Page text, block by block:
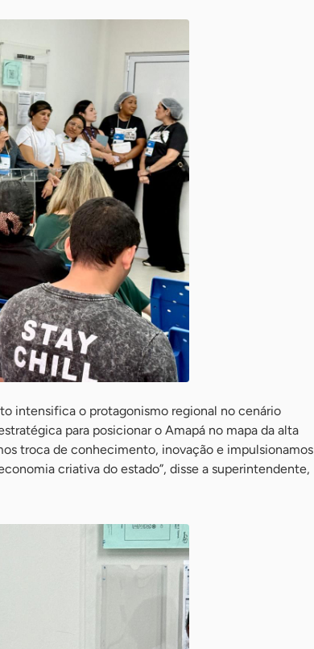
intensifica o protagonismo regional no cenário
para posicionar o Amapá no mapa da alta
troca de conhecimento, inovação e impulsionamos
criativa do estado”, disse a superintendente,